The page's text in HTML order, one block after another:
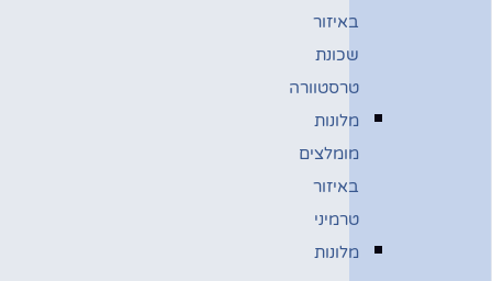
באיזור
שכונת
טרסטוורה
מלונות
מומלצים
באיזור
טרמיני
מלונות